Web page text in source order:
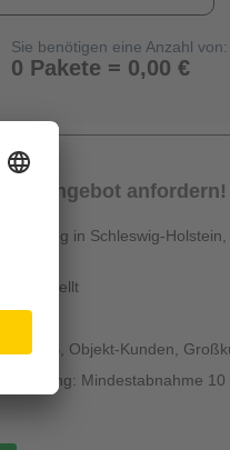
Sie benötigen eine Anzahl von:
0 Pakete = 0,00 €
Angebot anfordern!
in Schleswig-
erstellt
(B2B, Objekt-Kunden,
Mindestabnahme 10